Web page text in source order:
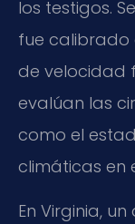
los testigos.
fue calibrado
de velocidad
evalúan las
como el
climáticas en
En Virginia,